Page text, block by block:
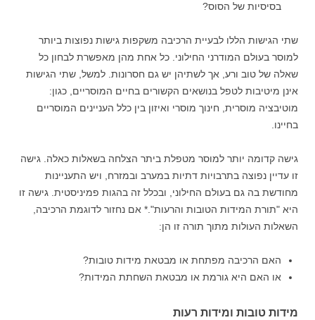
בסיסיות של הסוס?
שתי הגישות הללו לבעיית הרכיבה משקפות גישות נפוצות ביותר
למוסר בעולם המודרני החילוני. כל אחת מהן מאפשרת לבחון כל
שאלה של טוב ורע, אך לשתיהן יש גם חסרונות. למשל, שתי הגישות
אינן מיטיבות לטפל בנושאים הקשורים בחיים המוסריים, כגון:
מוטיבציה מוסרית, חינוך מוסרי ואיזון בין כלל העניינים המוסריים
בחיינו.
גישה קדומה יותר למוסר מטפלת ביתר הצלחה בשאלות כאלה. גישה
זו עדיין נפוצה בתרבויות דתיות במערב ובמזרח, ויש התעניינות
מחודשת בה גם בעולם החילוני, ובכלל זה בהגות פמיניסטית. גישה זו
היא "תורת המידות הטובות והרעות".* אם נחזור לדוגמת הרכיבה,
השאלות העולות מתוך תורה זו הן:
האם הרכיבה מפתחת או מבטאת מידות טובות?
או האם היא גורמת או מבטאת השחתת המידות?
מידות טובות ומידות רעות